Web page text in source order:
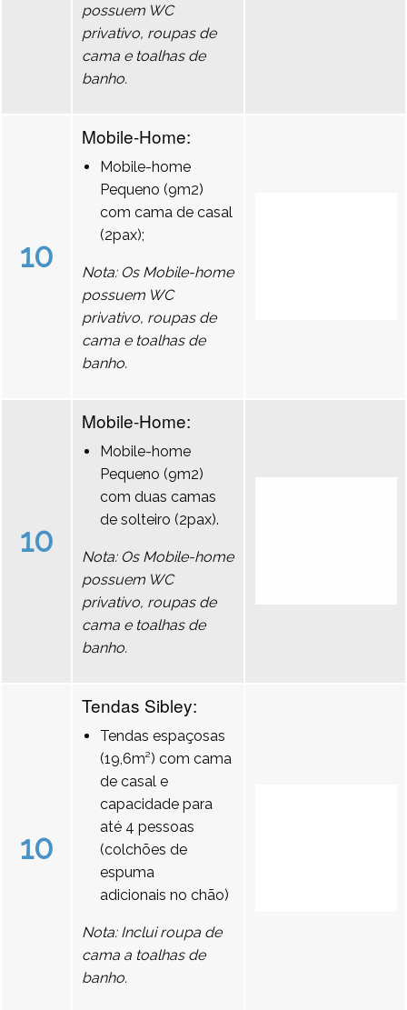
possuem WC
privativo, roupas de
cama e toalhas de
banho.
10
Mobile-Home:
Mobile-home
Pequeno (9m2)
com cama de casal
(2pax);
Nota: Os Mobile-home
possuem WC
privativo, roupas de
cama e toalhas de
banho.
10
Mobile-Home:
Mobile-home
Pequeno (9m2)
com duas camas
de solteiro (2pax).
Nota: Os Mobile-home
possuem WC
privativo, roupas de
cama e toalhas de
banho.
10
Tendas Sibley:
Tendas espaçosas
(19,6m²) com cama
de casal e
capacidade para
até 4 pessoas
(colchões de
espuma
adicionais no chão)
Nota: Inclui roupa de
cama a toalhas de
banho.